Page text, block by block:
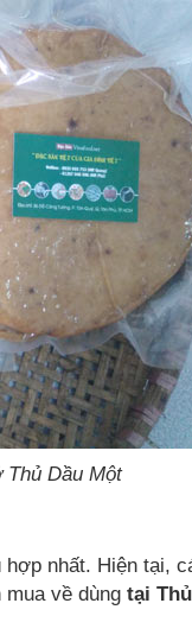
Thủ Dầu Một
hợp nhất. Hiện tại,
về dùng tại